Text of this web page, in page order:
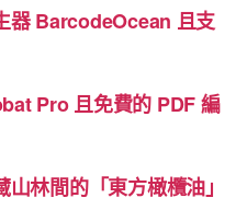
復
力》
器 BarcodeOcean 且支
Pro 且免費的 PDF 編
山林間的「東方橄欖油」